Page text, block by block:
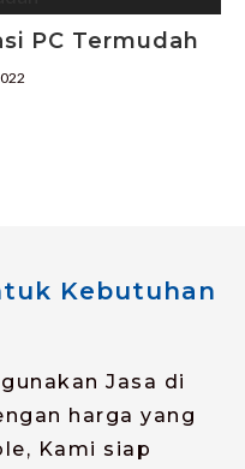
PC Termudah
Kebutuhan
Jasa di
harga yang
Kami siap